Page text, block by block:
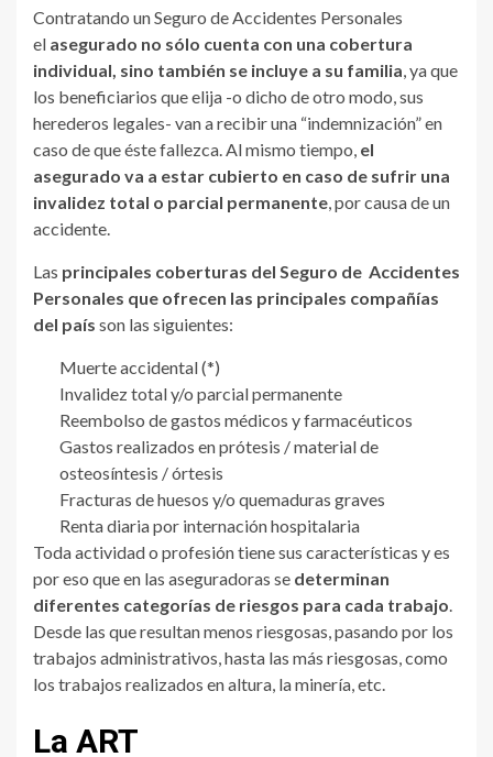
Contratando un Seguro de Accidentes Personales
el asegurado no sólo cuenta con una cobertura
individual, sino también se incluye a su familia, ya que
los beneficiarios que elija -o dicho de otro modo, sus
herederos legales- van a recibir una “indemnización” en
caso de que éste fallezca. Al mismo tiempo, el
asegurado va a estar cubierto en caso de sufrir una
invalidez total o parcial permanente, por causa de un
accidente.
Las principales coberturas del Seguro de Accidentes
Personales que ofrecen las principales compañías
del país son las siguientes:
Muerte accidental (*)
Invalidez total y/o parcial permanente
Reembolso de gastos médicos y farmacéuticos
Gastos realizados en prótesis / material de
osteosíntesis / órtesis
Fracturas de huesos y/o quemaduras graves
Renta diaria por internación hospitalaria
Toda actividad o profesión tiene sus características y es
por eso que en las aseguradoras se determinan
diferentes categorías de riesgos para cada trabajo.
Desde las que resultan menos riesgosas, pasando por los
trabajos administrativos, hasta las más riesgosas, como
los trabajos realizados en altura, la minería, etc.
La ART